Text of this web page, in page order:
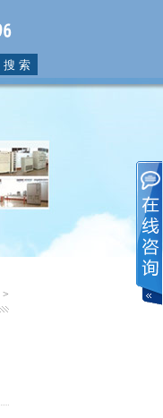
>